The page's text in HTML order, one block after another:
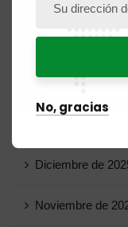
Marzo de 2026
Febrero de 2026
Diciembre de
Noviembre de
No, gracias